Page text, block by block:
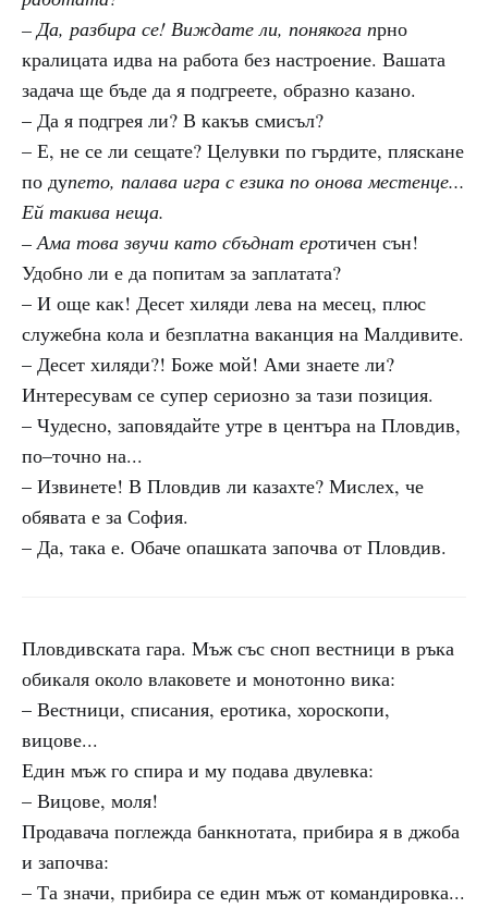
– Да, разбира се! Виждате ли, понякога прно
кралицата идва на работа без настроение. Вашата
задача ще бъде да я подгреете, образно казано.
– Да я подгрея ли? В какъв смисъл?
– Е, не се ли сещате? Целувки по гърдите, пляскане
по дупето, палава игра с езика по онова местенце...
Ей такива неща.
– Ама това звучи като сбъднат еротичен сън!
Удобно ли е да попитам за заплатата?
– И още как! Десет хиляди лева на месец, плюс
служебна кола и безплатна ваканция на Малдивите.
– Десет хиляди?! Боже мой! Ами знаете ли?
Интересувам се супер сериозно за тази позиция.
– Чудесно, заповядайте утре в центъра на Пловдив,
по–точно на...
– Извинете! В Пловдив ли казахте? Мислех, че
обявата е за София.
– Да, така е. Обаче опашката започва от Пловдив.
Пловдивската гара. Мъж със сноп вестници в ръка
обикаля около влаковете и монотонно вика:
– Вестници, списания, еротика, хороскопи,
вицове...
Един мъж го спира и му подава двулевка:
– Вицове, моля!
Продавача поглежда банкнотата, прибира я в джоба
и започва:
– Та значи, прибира се един мъж от командировка...